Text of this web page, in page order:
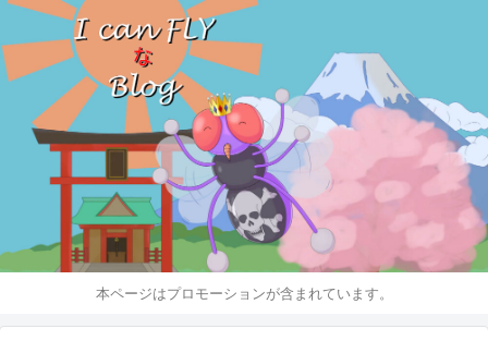
本ページはプロモーションが含まれています。